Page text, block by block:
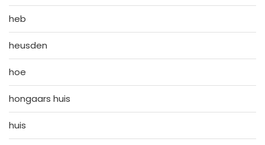
heb
heusden
hoe
hongaars huis
huis